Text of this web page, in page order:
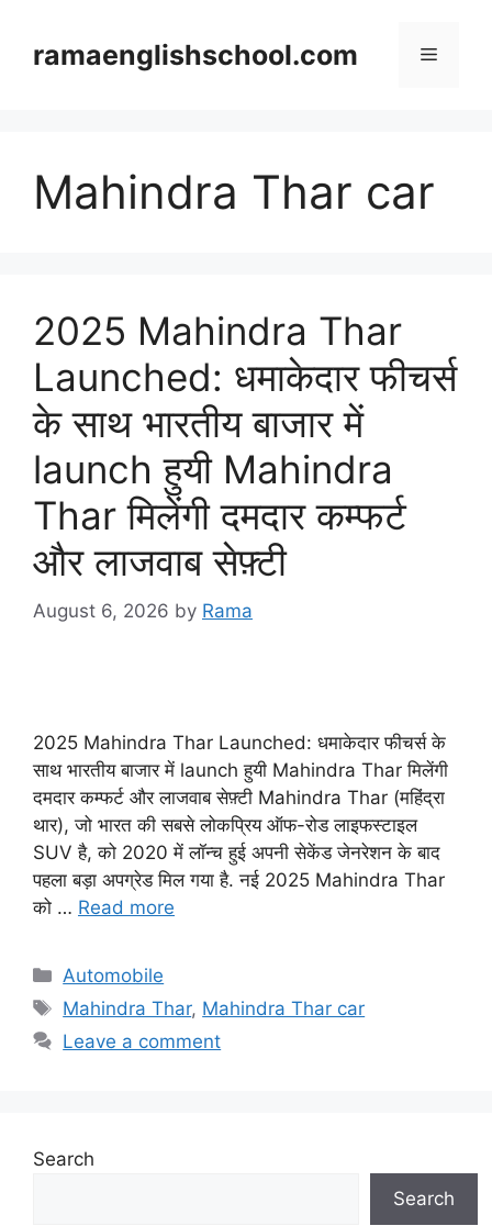
contentramaenglishschool.com Menu
Mahindra Thar car
2025 Mahindra Thar
Launched: धमाकेदार फीचर्स
के साथ भारतीय बाजार में
launch हुयी Mahindra
Thar मिलेंगी दमदार कम्फर्ट
और लाजवाब सेफ़्टी
August 6, 2026 by Rama
2025 Mahindra Thar Launched: धमाकेदार फीचर्स के
साथ भारतीय बाजार में launch हुयी Mahindra Thar मिलेंगी
दमदार कम्फर्ट और लाजवाब सेफ़्टी Mahindra Thar (महिंद्रा
थार), जो भारत की सबसे लोकप्रिय ऑफ-रोड लाइफस्टाइल
SUV है, को 2020 में लॉन्च हुई अपनी सेकेंड जेनरेशन के बाद
पहला बड़ा अपग्रेड मिल गया है. नई 2025 Mahindra Thar
को … Read more
Categories
Automobile
Tags
Mahindra Thar, Mahindra Thar car
Leave a comment
Search
Search